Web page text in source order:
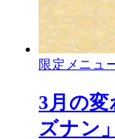
限定メニュ
3月の
ズナン